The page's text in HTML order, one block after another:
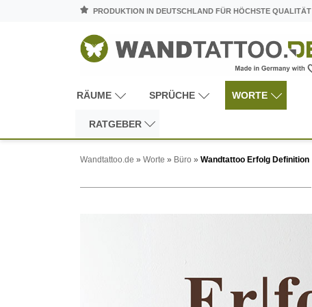
PRODUKTION IN DEUTSCHLAND FÜR HÖCHSTE QUALITÄT
RÄUME SPRÜCHE WORTE
RATGEBER
Wandtattoo.de » Worte » Büro » Wandtattoo Erfolg Definition